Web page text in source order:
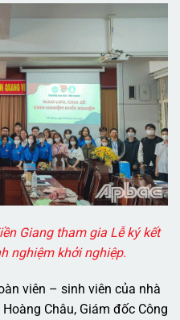
Giang tham gia Lễ ký kết
nghiệm khởi nghiệp.
viên – sinh viên của nhà
Châu, Giám đốc Công